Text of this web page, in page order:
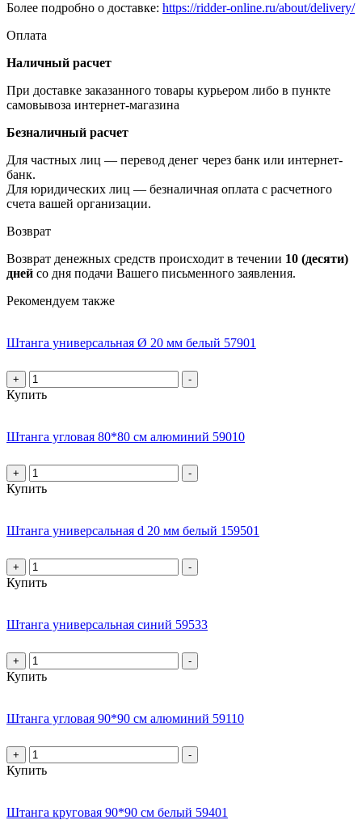
Более подробно о доставке: https://ridder-online.ru/about/delivery/
Оплата
Наличный расчет
При доставке заказанного товары курьером либо в пункте
самовывоза интернет-магазина
Безналичный расчет
Для частных лиц — перевод денег через банк или интернет-
банк.
Для юридических лиц — безналичная оплата с расчетного
счета вашей организации.
Возврат
Возврат денежных средств происходит в течении 10 (десяти)
дней со дня подачи Вашего письменного заявления.
Рекомендуем также
Штанга универсальная Ø 20 мм белый 57901
+ -
Купить
Штанга угловая 80*80 см алюминий 59010
+ -
Купить
Штанга универсальная d 20 мм белый 159501
+ -
Купить
Штанга универсальная синий 59533
+ -
Купить
Штанга угловая 90*90 см алюминий 59110
+ -
Купить
Штанга круговая 90*90 см белый 59401